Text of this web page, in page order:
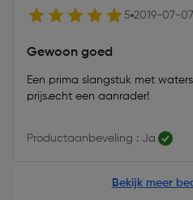
5 2019-07-07
Gewoon goed
Een prima slangstuk met
prijs.echt een aanrader!
Productaanbeveling : Ja
Bekijk meer